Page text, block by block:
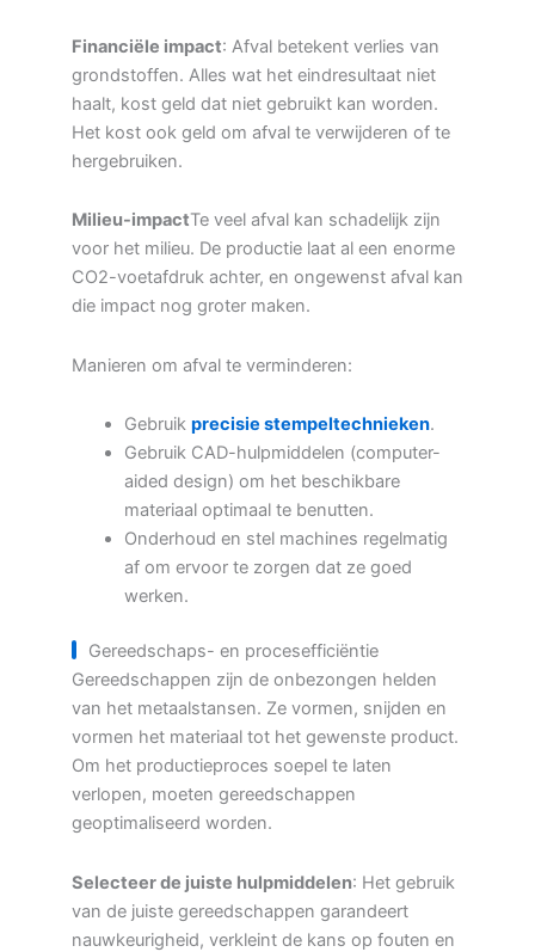
Financiële impact: Afval betekent verlies van
grondstoffen. Alles wat het eindresultaat niet
haalt, kost geld dat niet gebruikt kan worden.
Het kost ook geld om afval te verwijderen of te
hergebruiken.
Milieu-impactTe veel afval kan schadelijk zijn
voor het milieu. De productie laat al een enorme
CO2-voetafdruk achter, en ongewenst afval kan
die impact nog groter maken.
Manieren om afval te verminderen:
Gebruik precisie stempeltechnieken.
Gebruik CAD-hulpmiddelen (computer-
aided design) om het beschikbare
materiaal optimaal te benutten.
Onderhoud en stel machines regelmatig
af om ervoor te zorgen dat ze goed
werken.
Gereedschaps- en procesefficiëntie
Gereedschappen zijn de onbezongen helden
van het metaalstansen. Ze vormen, snijden en
vormen het materiaal tot het gewenste product.
Om het productieproces soepel te laten
verlopen, moeten gereedschappen
geoptimaliseerd worden.
Selecteer de juiste hulpmiddelen: Het gebruik
van de juiste gereedschappen garandeert
nauwkeurigheid, verkleint de kans op fouten en